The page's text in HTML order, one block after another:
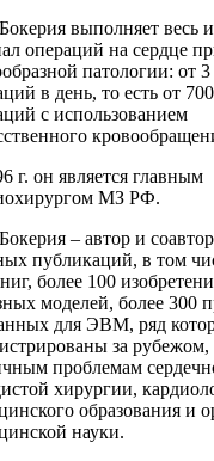
выполняет весь
операций на сердце
патологии: от
в день, то есть от
с использованием
г. он является главным
МЗ РФ.
– автор и
публикаций, в том
более 100
моделей, более 300
для ЭВМ, ряд
за рубежом,
проблемам
хирургии,
образования и
науки.